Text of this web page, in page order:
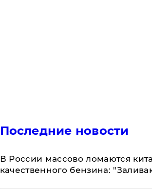
Последние новости
В России массово ломаются
качественного бензина: